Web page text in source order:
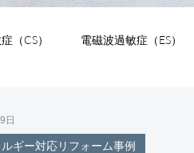
（CS） 電磁波過敏症（ES）
ギー対応リフォーム事例
日